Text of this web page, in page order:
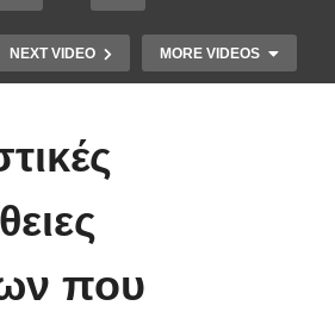
NEXT VIDEO MORE VIDEOS
Μέριλ Στριπ και Τομ
που